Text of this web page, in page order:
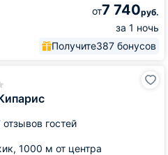
от7 740руб.
за 1 ночь
Получите387 бонусов
отзывов гостей
1000 м от центра